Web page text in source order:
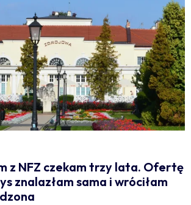
z NFZ czekam trzy lata. Ofertę
znalazłam sama i wróciłam